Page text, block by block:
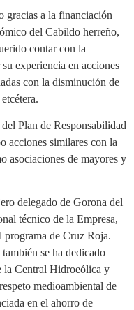
gracias a la financiación
del Cabildo herreño,
contar con la
experiencia en acciones
con la disminución de
Plan de Responsabilidad
acciones similares con la
asociaciones de mayores y
delegado de Gorona del
técnico de la Empresa,
programa de Cruz Roja.
se ha dedicado
la Central Hidroeólica y
medioambiental de
en el ahorro de